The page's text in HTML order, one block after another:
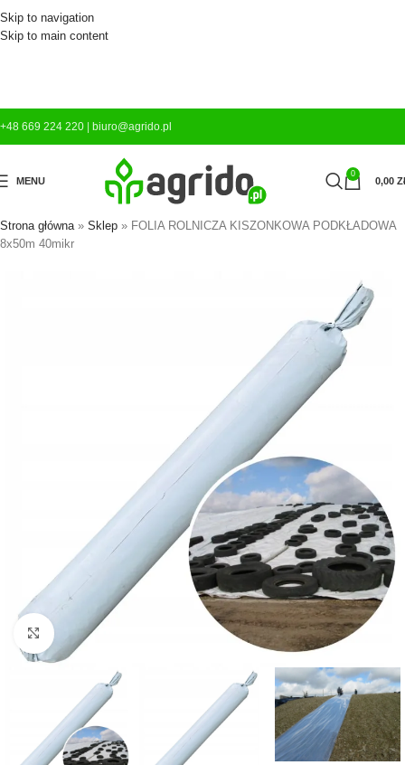
Skip to navigation
Skip to main content
+48 669 224 220 biuro@agrido.pl
MENU
0
0,00
Strona główna» Sklep » FOLIA ROLNICZA KISZONKOWA PODKŁADOWA
8x50m 40mikr
Kliknij aby powiększyć